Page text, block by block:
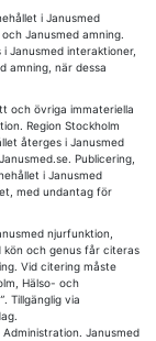
i Janusmed
Janusmed amning.
Janusmed interaktioner,
amning, när dessa
och övriga immateriella
Region Stockholm
återges i Janusmed
Publicering,
i Janusmed
med undantag för
njurfunktion,
kön och genus får citeras
Vid citering måste
Hälso- och
. Tillgänglig via
Janusmed